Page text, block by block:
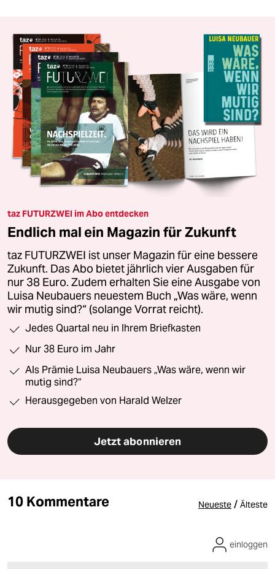
taz FUTURZWEI im Abo entdecken
Endlich mal ein Magazin für Zukunft
taz FUTURZWEI ist unser Magazin für eine bessere
Zukunft. Das Abo bietet jährlich vier Ausgaben für
nur 38 Euro. Zudem erhalten Sie eine Ausgabe von
Luisa Neubauers neuestem Buch „Was wäre, wenn
wir mutig sind?“ (solange Vorrat reicht).
Jedes Quartal neu in Ihrem Briefkasten
Nur 38 Euro im Jahr
Als Prämie Luisa Neubauers „Was wäre, wenn wir
mutig sind?“
Herausgegeben von Harald Welzer
Jetzt abonnieren
10 Kommentare Neueste / Älteste
einloggen